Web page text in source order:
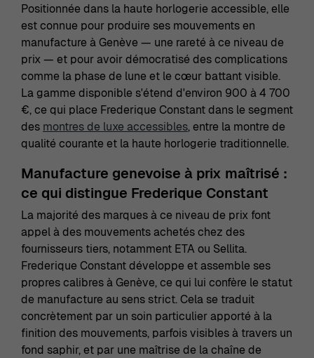
Positionnée dans la haute horlogerie accessible, elle
est connue pour produire ses mouvements en
manufacture à Genève — une rareté à ce niveau de
prix — et pour avoir démocratisé des complications
comme la phase de lune et le cœur battant visible.
La gamme disponible s'étend d'environ 900 à 4 700
€, ce qui place Frederique Constant dans le segment
des montres de luxe accessibles, entre la montre de
qualité courante et la haute horlogerie traditionnelle.
Manufacture genevoise à prix maîtrisé :
ce qui distingue Frederique Constant
La majorité des marques à ce niveau de prix font
appel à des mouvements achetés chez des
fournisseurs tiers, notamment ETA ou Sellita.
Frederique Constant développe et assemble ses
propres calibres à Genève, ce qui lui confère le statut
de manufacture au sens strict. Cela se traduit
concrètement par un soin particulier apporté à la
finition des mouvements, parfois visibles à travers un
fond saphir, et par une maîtrise de la chaîne de